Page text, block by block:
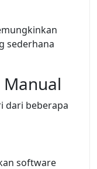
sederhana
Manual
dari beberapa
software